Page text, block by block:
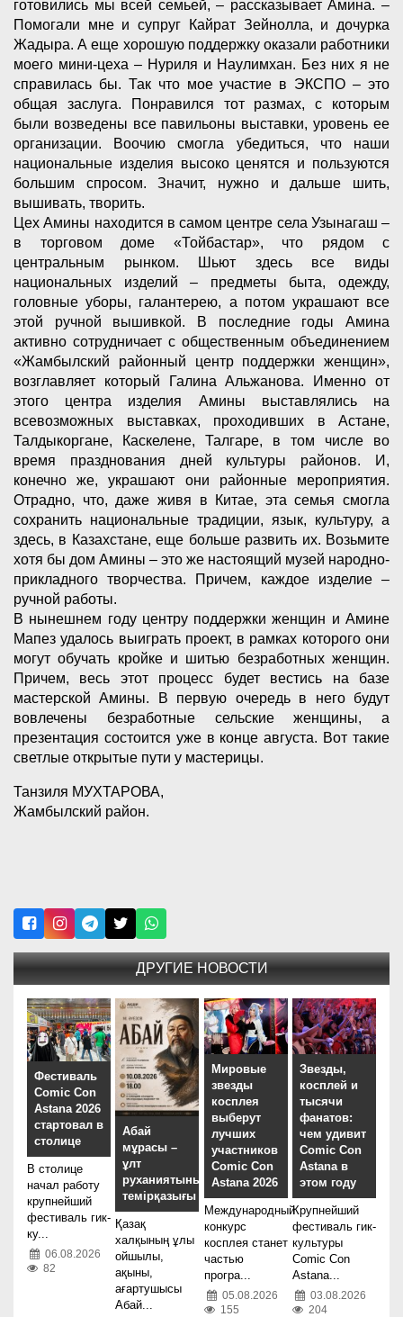
готовились мы всей семьей, – рассказывает Амина. –
Помогали мне и супруг Кайрат Зейнолла, и дочурка
Жадыра. А еще хорошую поддержку оказали работники
моего мини-цеха – Нуриля и Наулимхан. Без них я не
справилась бы. Так что мое участие в ЭКСПО – это
общая заслуга. Понравился тот размах, с которым
были возведены все павильоны выставки, уровень ее
организации. Воочию смогла убедиться, что наши
национальные изделия высоко ценятся и пользуются
большим спросом. Значит, нужно и дальше шить,
вышивать, творить.
Цех Амины находится в самом центре села Узынагаш –
в торговом доме «Тойбастар», что рядом с
центральным рынком. Шьют здесь все виды
национальных изделий – предметы быта, одежду,
головные уборы, галантерею, а потом украшают все
этой ручной вышивкой. В последние годы Амина
активно сотрудничает с общественным объединением
«Жамбылский районный центр поддержки женщин»,
возглавляет который Галина Альжанова. Именно от
этого центра изделия Амины выставлялись на
всевозможных выставках, проходивших в Астане,
Талдыкоргане, Каскелене, Талгаре, в том числе во
время празднования дней культуры районов. И,
конечно же, украшают они районные мероприятия.
Отрадно, что, даже живя в Китае, эта семья смогла
сохранить национальные традиции, язык, культуру, а
здесь, в Казахстане, еще больше развить их. Возьмите
хотя бы дом Амины – это же настоящий музей народно-
прикладного творчества. Причем, каждое изделие –
ручной работы.
В нынешнем году центру поддержки женщин и Амине
Мапез удалось выиграть проект, в рамках которого они
могут обучать кройке и шитью безработных женщин.
Причем, весь этот процесс будет вестись на базе
мастерской Амины. В первую очередь в него будут
вовлечены безработные сельские женщины, а
презентация состоится уже в конце августа. Вот такие
светлые открытые пути у мастерицы.
Танзиля МУХТАРОВА,
Жамбылский район.
ДРУГИЕ НОВОСТИ
Фестиваль
Comic Con
Astana 2026
стартовал в
столице
В столице
начал работу
крупнейший
фестиваль гик-
ку...
06.08.2026
82
Абай
мұрасы –
ұлт
руханиятының
темірқазығы
Қазақ
халқының ұлы
ойшылы,
ақыны,
ағартушысы
Абай...
Мировые
звезды
косплея
выберут
лучших
участников
Comic Con
Astana 2026
Международный
конкурс
косплея станет
частью
програ...
05.08.2026
155
Звезды,
косплей и
тысячи
фанатов:
чем удивит
Comic Con
Astana в
этом году
Крупнейший
фестиваль гик-
культуры
Comic Con
Astana...
03.08.2026
204